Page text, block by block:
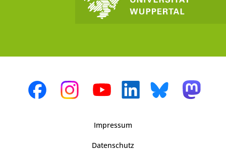
Impressum
Datenschutz